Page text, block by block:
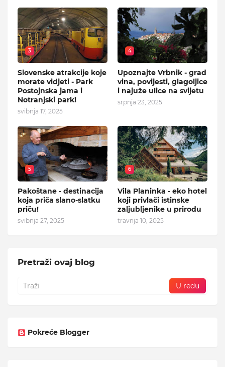
3
Slovenske atrakcije koje
morate vidjeti - Park
Postojnska jama i
Notranjski park!
svibnja 17, 2025
4
Upoznajte Vrbnik - grad
vina, povijesti, glagoljice
i najuže ulice na svijetu
srpnja 23, 2025
5
Pakoštane - destinacija
koja priča slano-slatku
priču!
svibnja 27, 2025
6
Vila Planinka - eko hotel
koji privlači istinske
zaljubljenike u prirodu
travnja 10, 2025
Pretraži ovaj blog
Pokreće Blogger